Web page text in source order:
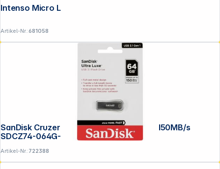
Artikel-Nr.:681058
SanDisk Cruzer Ultra Luxe 64GB USB 3.1 150MB/s
SDCZ74-064G-G46
Artikel-Nr.:722388